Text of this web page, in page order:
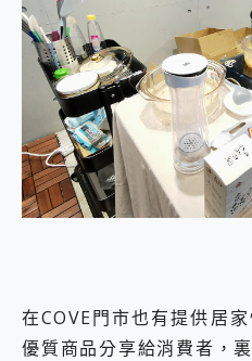
在COVE門市也有提供居
優質商品分享給消費者，